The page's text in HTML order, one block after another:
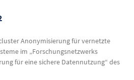
Anonymisierung für vernetzte
im „Forschungsnetzwerks
für eine sichere Datennutzung“ des